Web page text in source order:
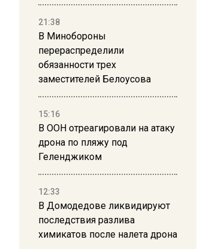
21:38
В Минобороны
перераспределили
обязанности трех
заместителей Белоусова
15:16
В ООН отреагировали на атаку
дрона по пляжу под
Геленджиком
12:33
В Домодедове ликвидируют
последствия разлива
химикатов после налета дрона